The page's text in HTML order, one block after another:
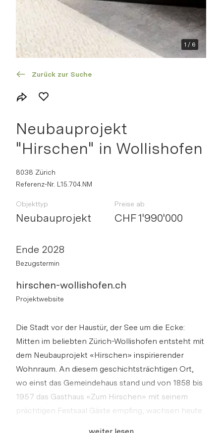
1 / 6
Zurück zur Suche
Neubauprojekt
"Hirschen" in Wollishofen
8038 Zürich
Referenz-Nr. L15.704.NM
Objekttyp
Neubauprojekt
Preise ab
CHF 1'990'000
Ende 2028
Bezugstermin
hirschen-wollishofen.ch
Projektwebsite
Die Stadt vor der Haustür, der See um die Ecke:
Mitten im beliebten Zürich-Wollishofen entsteht mit
dem Neubauprojekt «Hirschen» inspirierender
Wohnraum. An diesem geschichtsträchtigen Ort,
wo einst das Gemeindehaus stand und von 1858 bis
1957 das Gasthaus «Zum Hirschen» mit seinem
prächtigen Festsaal Gäste empfing, wachsen heute
Suchprofil